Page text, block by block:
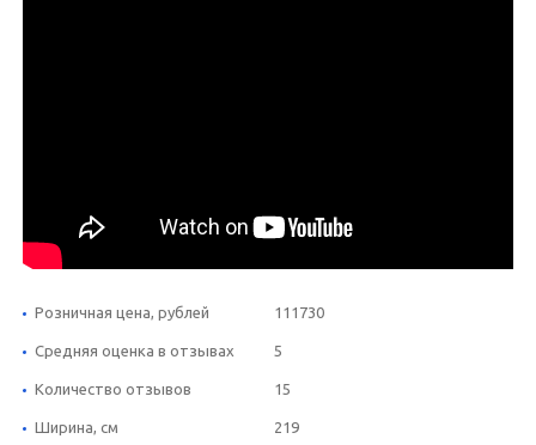
Розничная цена, рублей 111730
Средняя оценка в отзывах 5
Количество отзывов 15
Ширина, см 219